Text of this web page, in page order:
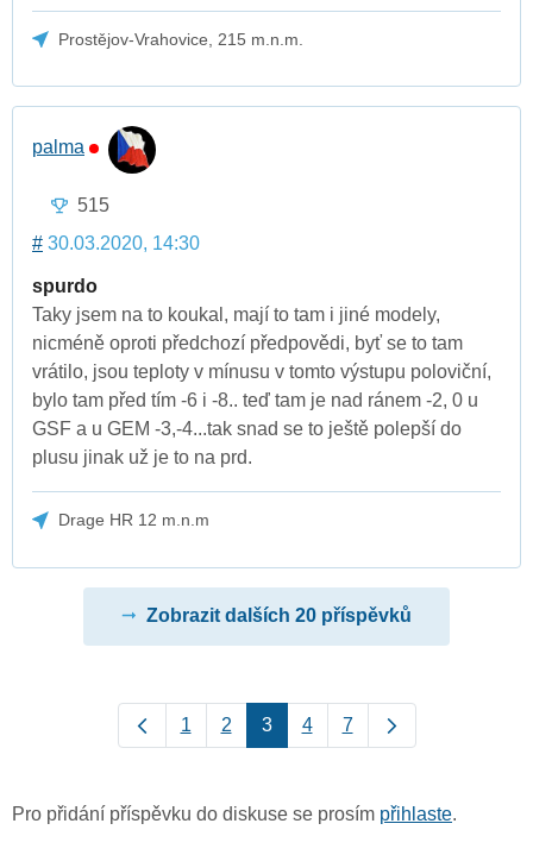
Prostějov-Vrahovice, 215 m.n.m.
palma
515
# 30.03.2020, 14:30
spurdo
Taky jsem na to koukal, mají to tam i jiné modely,
nicméně oproti předchozí předpovědi, byť se to tam
vrátilo, jsou teploty v mínusu v tomto výstupu poloviční,
bylo tam před tím -6 i -8.. teď tam je nad ránem -2, 0 u
GSF a u GEM -3,-4...tak snad se to ještě polepší do
plusu jinak už je to na prd.
Drage HR 12 m.n.m
Zobrazit dalších 20 příspěvků
1 2 3 4 7
Pro přidání příspěvku do diskuse se prosím přihlaste.